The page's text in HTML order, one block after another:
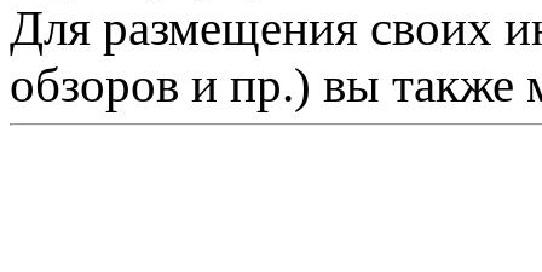
Для размещения своих
обзоров и пр.) вы также